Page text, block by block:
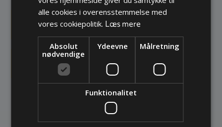
+45 75 67 92 92
KONTAKT OS
alle cookies i overensstemmelse med
vores cookiepolitik. Læs mere
Absolut
nødvendige
Ydeevne Målretning
Funktionalitet